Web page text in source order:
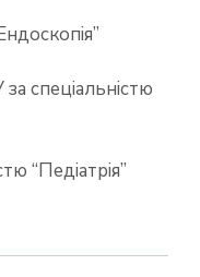
спеціальністю
“Педіатрія”